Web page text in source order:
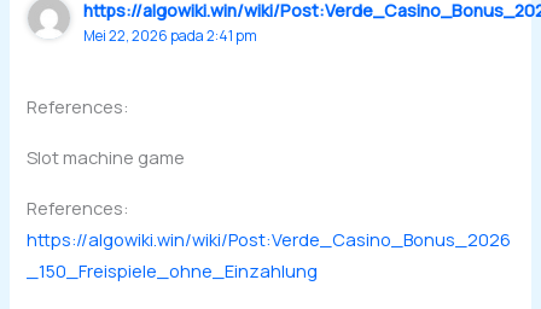
https://algowiki.win/wiki/
Mei 22, 2026 pada 2:41 pm
References:
Slot machine game
References:
https://algowiki.win/wiki/Post:Verde_Casino_Bonus_2026
_150_Freispiele_ohne_Einzahlung